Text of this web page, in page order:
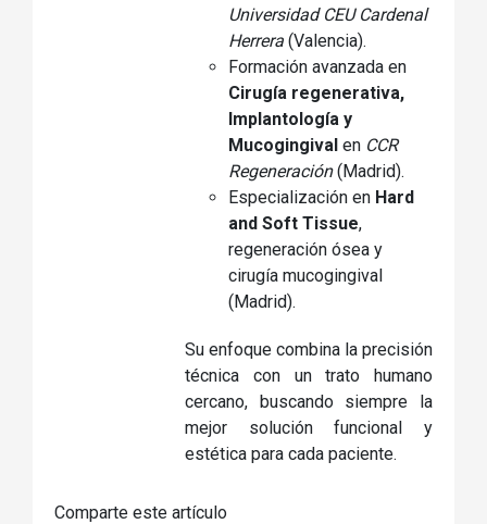
Universidad CEU Cardenal
Herrera (Valencia).
Formación avanzada en
Cirugía regenerativa,
Implantología y
Mucogingival en CCR
Regeneración(Madrid).
Especialización en Hard
and Soft Tissue,
regeneración ósea y
cirugía mucogingival
(Madrid).
Su enfoque combina la precisión
técnica con un trato humano
cercano, buscando siempre la
mejor solución funcional y
estética para cada paciente.
Comparte este artículo